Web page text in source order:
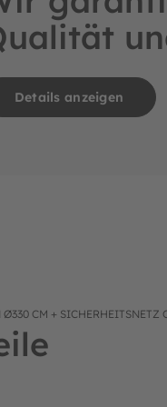
Details anzeigen
CM + SICHERHEITSNETZ